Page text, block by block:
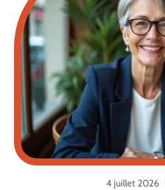
4 juillet 2026